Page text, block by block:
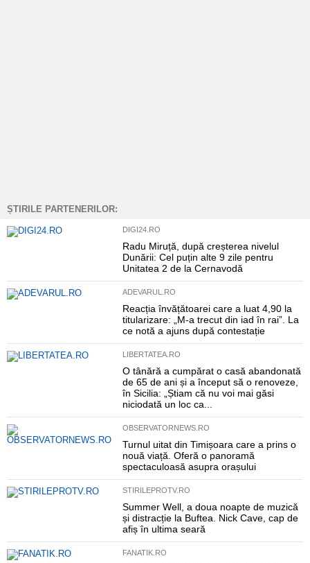
ȘTIRILE PARTENERILOR:
DIGI24.RO
Radu Miruță, după creșterea nivelul
Dunării: Cel puțin alte 9 zile pentru
Unitatea 2 de la Cernavodă
ADEVARUL.RO
Reacția învățătoarei care a luat 4,90 la
titularizare: „M-a trecut din iad în rai”. La
ce notă a ajuns după contestație
LIBERTATEA.RO
O tânără a cumpărat o casă abandonată
de 65 de ani și a început să o renoveze,
în Sicilia: „Știam că nu voi mai găsi
niciodată un loc ca...
OBSERVATORNEWS.RO
Turnul uitat din Timișoara care a prins o
nouă viață. Oferă o panoramă
spectaculoasă asupra orașului
STIRILEPROTV.RO
Summer Well, a doua noapte de muzică
și distracție la Buftea. Nick Cave, cap de
afiș în ultima seară
FANATIK.RO